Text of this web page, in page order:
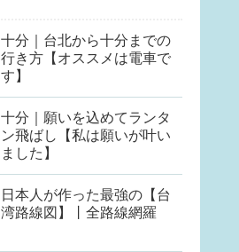
十分｜台北から十分までの
行き方【オススメは電車で
す】
十分｜願いを込めてランタ
ン飛ばし【私は願いが叶い
ました】
日本人が作った最強の【台
湾路線図】丨全路線網羅